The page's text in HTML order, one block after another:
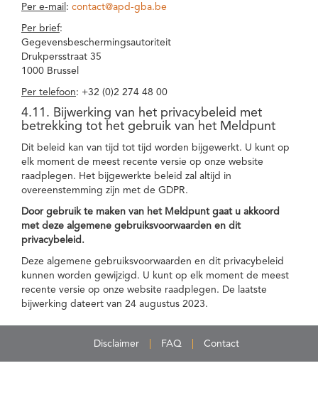
Per e-mail : contact@apd-gba.be
Per brief:
Gegevensbeschermingsautoriteit
Drukpersstraat 35
1000 Brussel
Per telefoon: +32 (0)2 274 48 00
4.11. Bijwerking van het privacybeleid met
betrekking tot het gebruik van het Meldpunt
Dit beleid kan van tijd tot tijd worden bijgewerkt. U kunt op
elk moment de meest recente versie op onze website
raadplegen. Het bijgewerkte beleid zal altijd in
overeenstemming zijn met de GDPR.
Door gebruik te maken van het Meldpunt gaat u akkoord
met deze algemene gebruiksvoorwaarden en dit
privacybeleid.
Deze algemene gebruiksvoorwaarden en dit privacybeleid
kunnen worden gewijzigd. U kunt op elk moment de meest
recente versie op onze website raadplegen. De laatste
bijwerking dateert van 24 augustus 2023.
Disclaimer FAQ Contact